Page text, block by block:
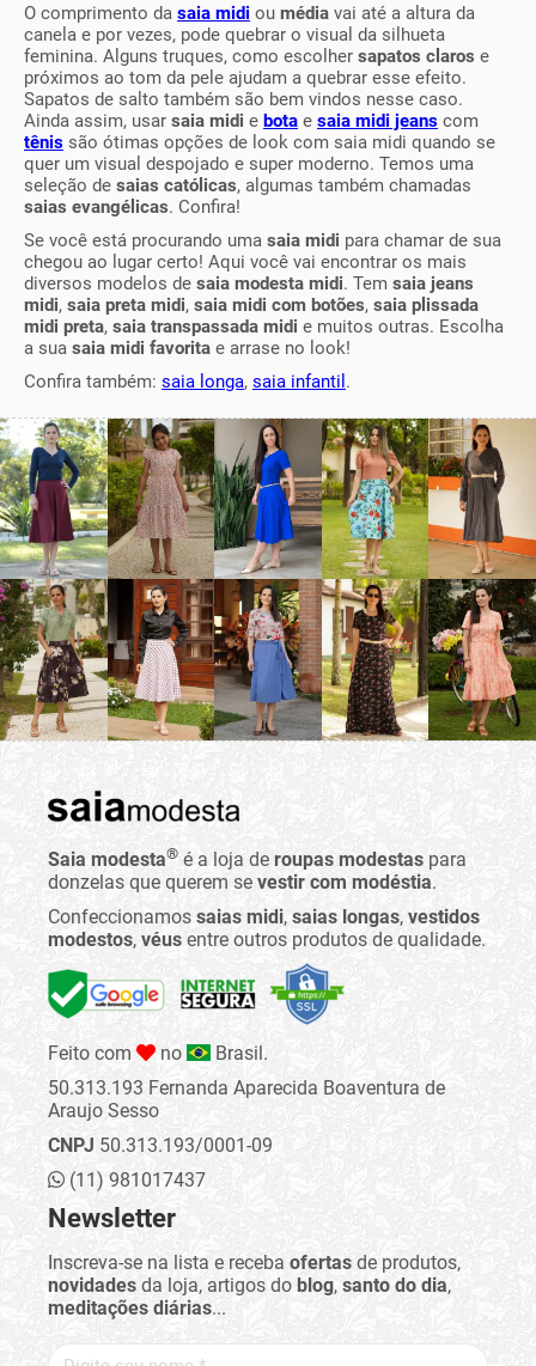
O comprimento da saia midi ou média vai até a altura da
canela e por vezes, pode quebrar o visual da silhueta
feminina. Alguns truques, como escolher sapatos claros e
próximos ao tom da pele ajudam a quebrar esse efeito.
Sapatos de salto também são bem vindos nesse caso.
Ainda assim, usar saia midi e bota e saia midi jeans com
tênis são ótimas opções de look com saia midi quando se
quer um visual despojado e super moderno. Temos uma
seleção de saias católicas, algumas também chamadas
saias evangélicas. Confira!
Se você está procurando uma saia midi para chamar de sua
chegou ao lugar certo! Aqui você vai encontrar os mais
diversos modelos de saia modesta midi. Tem saia jeans
midi, saia preta midi, saia midi com botões, saia plissada
midi preta, saia transpassada midi e muitos outras. Escolha
a sua saia midi favorita e arrase no look!
Confira também: saia longa, saia infantil .
Saia modesta® é a loja de roupas modestas para
donzelas que querem se vestir com modéstia.
Confeccionamos saias midi, saias longas, vestidos
modestos, véus entre outros produtos de qualidade.
Feito com no
Brasil.
50.313.193 Fernanda Aparecida Boaventura de
Araujo Sesso
CNPJ50.313.193/0001-09
(11) 981017437
Newsletter
Inscreva-se na lista e receba ofertas de produtos,
novidades da loja, artigos do blog, santo do dia,
meditações diárias...